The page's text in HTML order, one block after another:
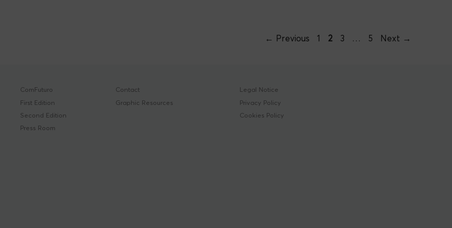
Post
← Previous Page
1 Page
2 Page
3 … Page
5 Next →
ComFuturo
First Edition
Second Edition
Press Room
Contact
Graphic Resources
Legal Notice
Privacy Policy
Cookies Policy